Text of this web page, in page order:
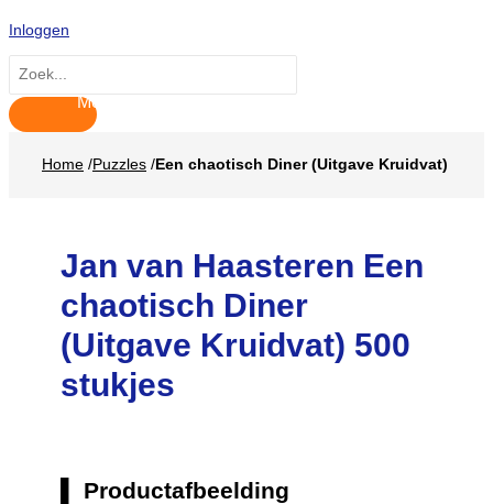
naar
de
inhoud
Inloggen
naar:
Home /Puzzles / Een chaotisch Diner (Uitgave Kruidvat)
Jan van Haasteren Een
chaotisch Diner
(Uitgave Kruidvat) 500
stukjes
Productafbeelding